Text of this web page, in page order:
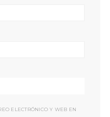
ELECTRÓNICO Y WEB EN